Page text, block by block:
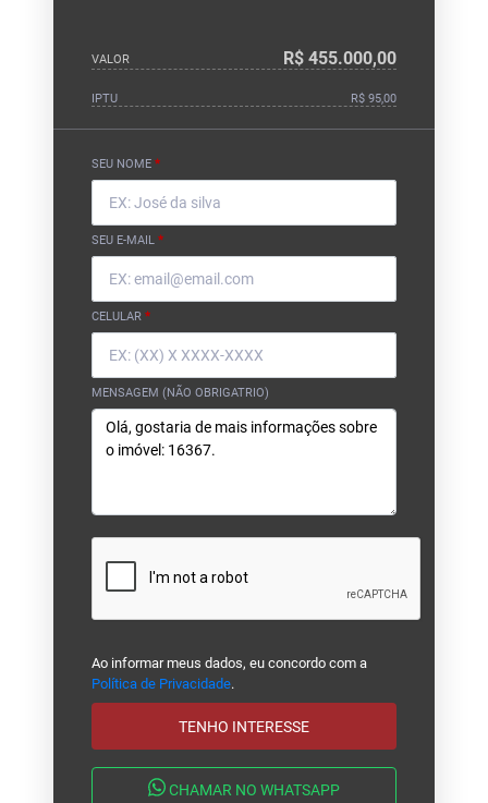
VALOR R$ 455.000,00
IPTU R$ 95,00
SEU NOME *
SEU E-MAIL *
CELULAR *
MENSAGEM (NÃO OBRIGATRIO)
Ao informar meus dados, eu concordo com a
Política de Privacidade.
TENHO INTERESSE
CHAMAR NO WHATSAPP